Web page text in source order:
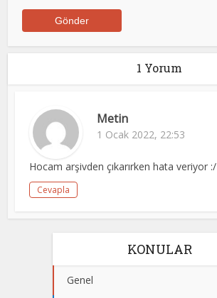
1 Yorum
Metin
1 Ocak 2022, 22:53
Hocam arşivden çıkarırken hata veriyor :/
Cevapla
KONULAR
Genel